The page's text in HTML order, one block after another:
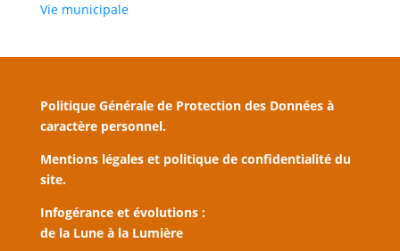
Vie municipale
Politique Générale de Protection des Données à
caractère personnel.
Mentions légales et politique de confidentialité du
site.
Infogérance et évolutions :
de la Lune à la Lumière